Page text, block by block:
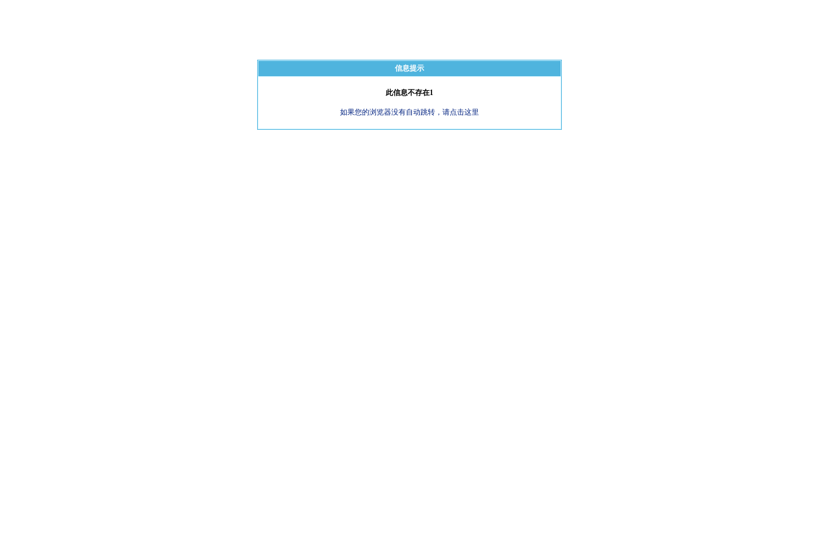
信息提示
此信息不存在1
如果您的浏览器没有自动跳转，请点击这里